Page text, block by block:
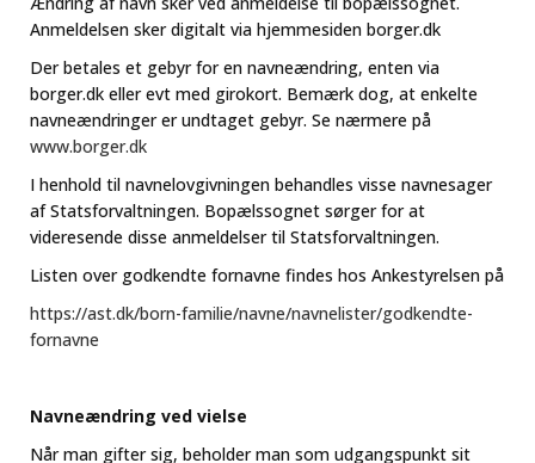
Anmeldelsen sker digitalt via hjemmesiden borger.dk
Der betales et gebyr for en navneændring, enten via
borger.dk eller evt med girokort. Bemærk dog, at enkelte
navneændringer er undtaget gebyr. Se nærmere på
www.borger.dk
I henhold til navnelovgivningen behandles visse navnesager
af Statsforvaltningen. Bopælssognet sørger for at
videresende disse anmeldelser til Statsforvaltningen.
Listen over godkendte fornavne findes hos Ankestyrelsen på
https://ast.dk/born-familie/navne/navnelister/godkendte-
fornavne
Navneændring ved vielse
Når man gifter sig, beholder man som udgangspunkt sit